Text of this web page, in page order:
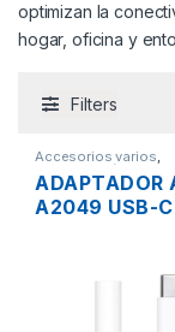
optimizan la
hogar, oficina y
Filters
Accesorios varios,
Computación
ADAPTADOR
A2049 USB-
HEMBRA